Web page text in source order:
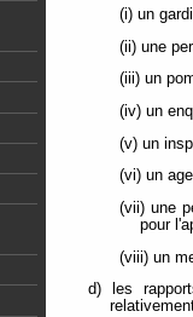
(i) un
(ii) une
(iii) un
(iv) un
(v) un
(vi) un
(vii) une
pour
(viii) un
d) les